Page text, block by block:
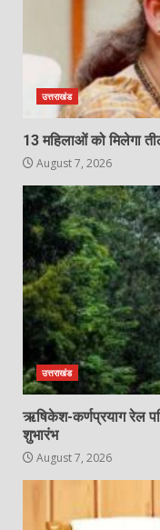
उत्तराखंड
13 महिलाओं को मिलेगा
August 7, 2026
उत्तराखंड
ऋषिकेश-कर्णप्रयाग रेल
शुभारंभ
August 7, 2026